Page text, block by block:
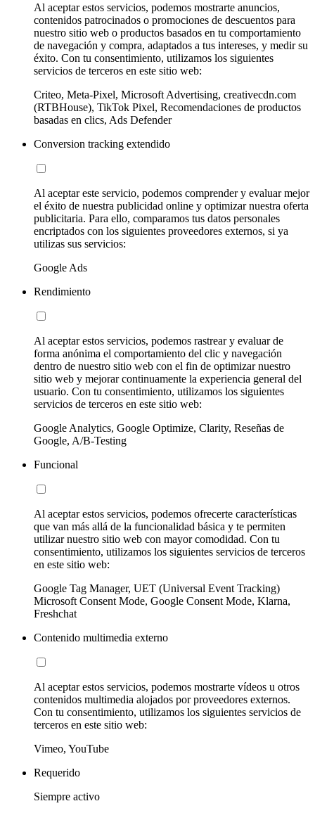
Al aceptar estos servicios, podemos mostrarte anuncios,
contenidos patrocinados o promociones de descuentos para
nuestro sitio web o productos basados en tu comportamiento
de navegación y compra, adaptados a tus intereses, y medir su
éxito. Con tu consentimiento, utilizamos los siguientes
servicios de terceros en este sitio web:
Criteo, Meta-Pixel, Microsoft Advertising, creativecdn.com
(RTBHouse), TikTok Pixel, Recomendaciones de productos
basadas en clics, Ads Defender
Conversion tracking extendido
Al aceptar este servicio, podemos comprender y evaluar mejor
el éxito de nuestra publicidad online y optimizar nuestra oferta
publicitaria. Para ello, comparamos tus datos personales
encriptados con los siguientes proveedores externos, si ya
utilizas sus servicios:
Google Ads
Rendimiento
Al aceptar estos servicios, podemos rastrear y evaluar de
forma anónima el comportamiento del clic y navegación
dentro de nuestro sitio web con el fin de optimizar nuestro
sitio web y mejorar continuamente la experiencia general del
usuario. Con tu consentimiento, utilizamos los siguientes
servicios de terceros en este sitio web:
Google Analytics, Google Optimize, Clarity, Reseñas de
Google, A/B-Testing
Funcional
Al aceptar estos servicios, podemos ofrecerte características
que van más allá de la funcionalidad básica y te permiten
utilizar nuestro sitio web con mayor comodidad. Con tu
consentimiento, utilizamos los siguientes servicios de terceros
en este sitio web:
Google Tag Manager, UET (Universal Event Tracking)
Microsoft Consent Mode, Google Consent Mode, Klarna,
Freshchat
Contenido multimedia externo
Al aceptar estos servicios, podemos mostrarte vídeos u otros
contenidos multimedia alojados por proveedores externos.
Con tu consentimiento, utilizamos los siguientes servicios de
terceros en este sitio web:
Vimeo, YouTube
Requerido
Siempre activo